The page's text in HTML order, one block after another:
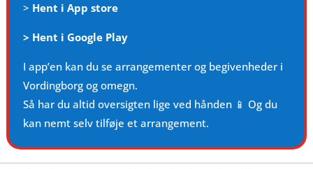
> Hent i App store
> Hent i Google Play
I app’en kan du se arrangementer og begivenheder i
Vordingborg og omegn.
Så har du altid oversigten lige ved hånden 📱 Og du
kan nemt selv tilføje et arrangement.